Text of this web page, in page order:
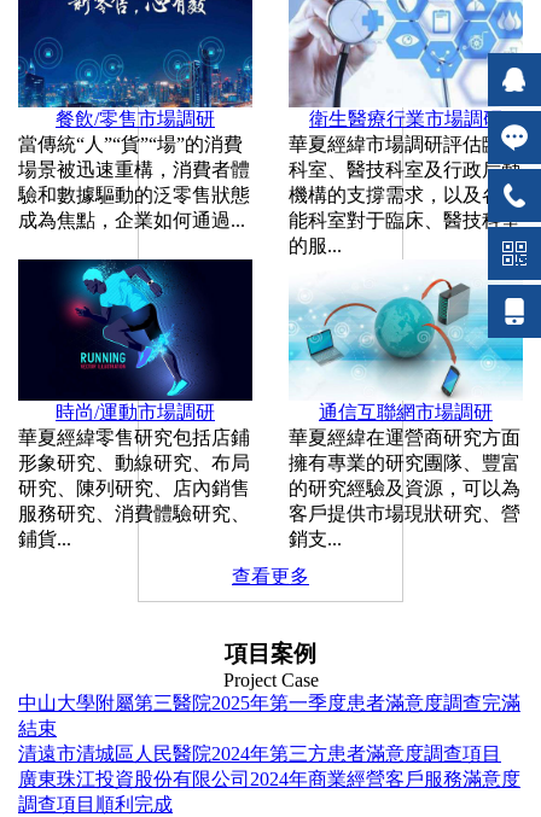
餐飲/零售市場調研
當傳統“人”“貨”“場”的消費
場景被迅速重構，消費者體
驗和數據驅動的泛零售狀態
成為焦點，企業如何通過...
衛生醫療行業市場調研
華夏經緯市場調研評估臨床
科室、醫技科室及行政后勤
機構的支撐需求，以及各職
能科室對于臨床、醫技科室
的服...
時尚/運動市場調研
華夏經緯零售研究包括店鋪
形象研究、動線研究、布局
研究、陳列研究、店內銷售
服務研究、消費體驗研究、
鋪貨...
通信互聯網市場調研
華夏經緯在運營商研究方面
擁有專業的研究團隊、豐富
的研究經驗及資源，可以為
客戶提供市場現狀研究、營
銷支...
查看更多
項目案例
Project Case
中山大學附屬第三醫院2025年第一季度患者滿意度調查完滿
結束
清遠市清城區人民醫院2024年第三方患者滿意度調查項目
廣東珠江投資股份有限公司2024年商業經營客戶服務滿意度
調查項目順利完成